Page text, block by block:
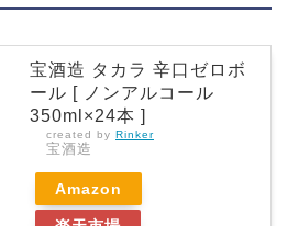
宝酒造 タカラ 辛口ゼロボ
ール [ ノンアルコール
350ml×24本 ]
created by Rinker
宝酒造
Amazon